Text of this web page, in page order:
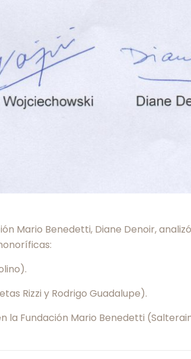
Mario Benedetti, Diane Denoir,
Rizzi y Rodrigo Guadalupe).
Fundación Mario Benedetti